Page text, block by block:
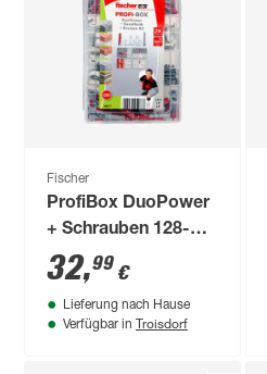
Fischer
ProfiBox DuoPower
+ Schrauben 128-
teilig
32,99 €
Lieferung nach Hause
Verfügbar in Troisdorf